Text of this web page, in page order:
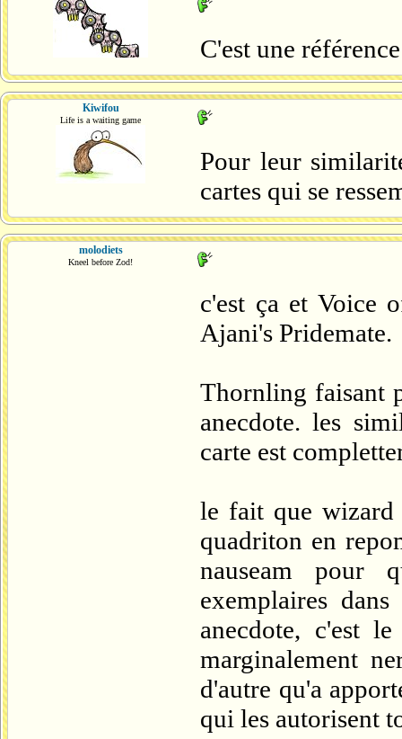
C'est une
Kiwifou
Life is a waiting game
Pour leur
cartes qui se
molodiets
Kneel before Zod!
c'est ça et Voice
Ajani's Pridemate.
Thornling faisant
anecdote. les
carte est
le fait que wizard
quadriton en
nauseam pour
exemplaires
anecdote, c'est
marginalement
d'autre qu'a
qui les autorisent